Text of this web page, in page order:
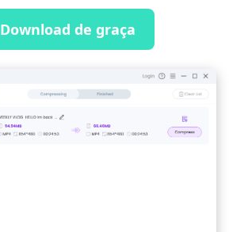
Download de graça